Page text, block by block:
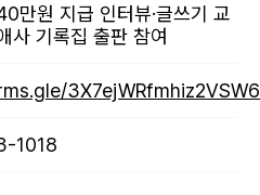
만원 지급 인터뷰·글쓰기 교
사 기록집 출판 참여
3X7ejWRfmhiz2VSW6
1018